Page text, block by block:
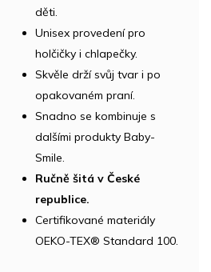
děti.
Unisex provedení pro
holčičky i chlapečky.
Skvěle drží svůj tvar i po
opakovaném praní.
Snadno se kombinuje s
dalšími produkty Baby-
Smile.
Ručně šitá v České
republice.
Certifikované materiály
OEKO-TEX® Standard 100.